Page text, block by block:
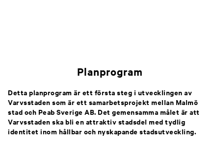
Planprogram
Detta planprogram är ett första steg i utvecklingen av
Varvsstaden som är ett samarbetsprojekt mellan Malmö
stad och Peab Sverige AB. Det gemensamma målet är att
Varvsstaden ska bli en attraktiv stadsdel med tydlig
identitet inom hållbar och nyskapande stadsutveckling.